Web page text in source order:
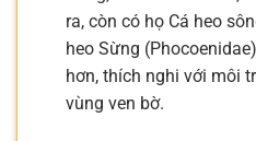
ra, còn có họ Cá heo
heo Sừng
hơn, thích nghi với môi
vùng ven bờ.